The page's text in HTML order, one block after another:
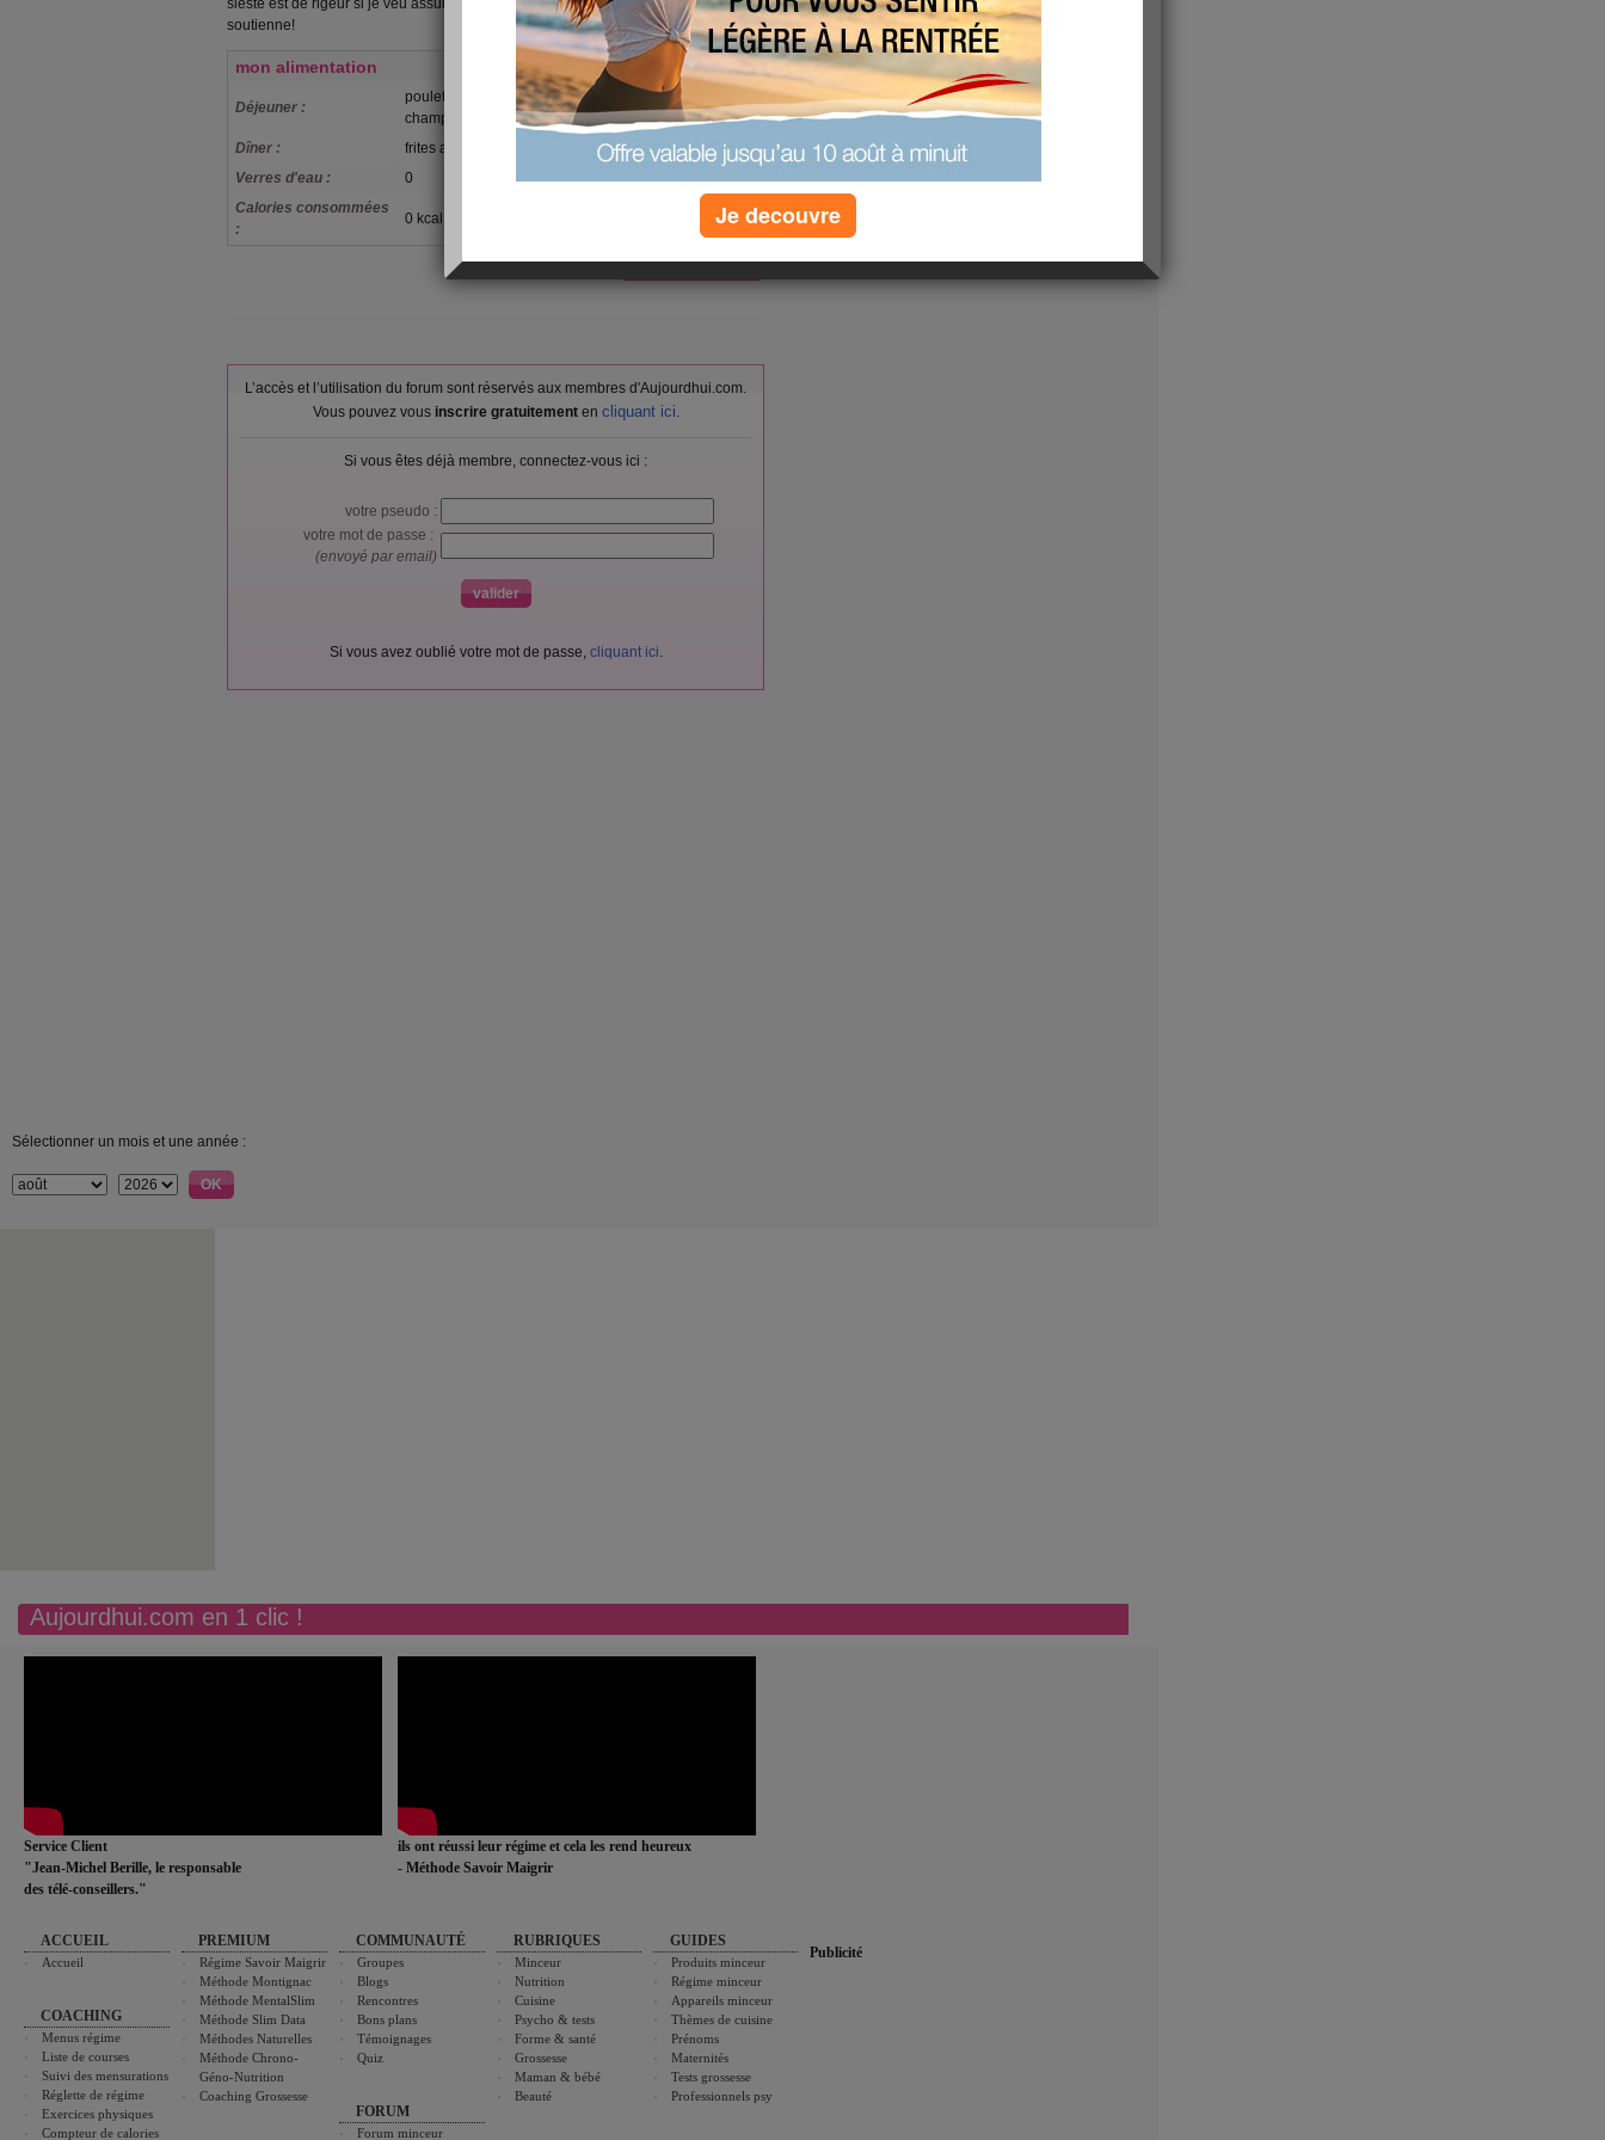
sieste est de rigeur si je veu assurer au service ce soir!bisous a tout ceux qui me
soutienne!
mon alimentation
Déjeuner :
poulet+céreales mediterraneennes+poelées
champetre
Dîner :
frites au four+thon
Verres d'eau :
0
Calories consommées
:
0 kcal
(0) commentaires
L’accès et l’utilisation du forum sont réservés aux membres d'Aujourdhui.com.
Vous pouvez vous inscrire gratuitementen cliquant ici.
Si vous êtes déjà membre, connectez-vous ici :
votre pseudo :
votre mot de passe :
(envoyé par email)
Si vous avez oublié votre mot de passe, cliquant ici.
Sélectionner un mois et une année :
Aujourdhui.com en 1 clic !
Service Client
"Jean-Michel Berille, le responsable
des télé-conseillers."
ils ont réussi leur régime et cela les rend heureux
- Méthode Savoir Maigrir
ACCUEIL
Accueil
COACHING
Menus régime
Liste de courses
Suivi des mensurations
Réglette de régime
Exercices physiques
Compteur de calories
PREMIUM
Régime Savoir Maigrir
Méthode Montignac
Méthode MentalSlim
Méthode Slim Data
Méthodes Naturelles
Méthode Chrono-
Géno-Nutrition
Coaching Grossesse
COMMUNAUTÉ
Groupes
Blogs
Rencontres
Bons plans
Témoignages
Quiz
FORUM
Forum minceur
RUBRIQUES
Minceur
Nutrition
Cuisine
Psycho & tests
Forme & santé
Grossesse
Maman & bébé
Beauté
GUIDES
Produits minceur
Régime minceur
Appareils minceur
Thèmes de cuisine
Prénoms
Maternités
Tests grossesse
Professionnels psy
Publicité
Je decouvre